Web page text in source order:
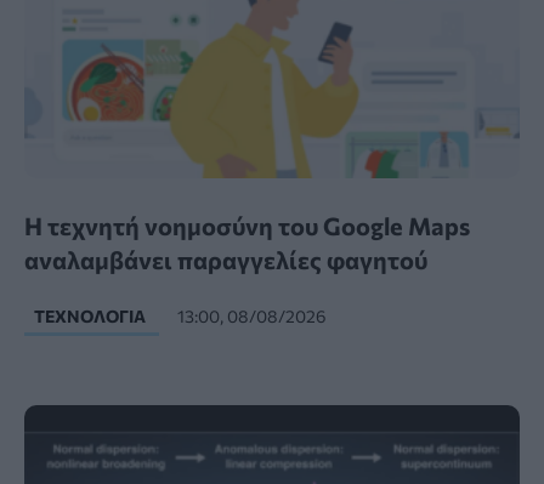
Η τεχνητή νοημοσύνη του Google Maps
αναλαμβάνει παραγγελίες φαγητού
ΤΕΧΝΟΛΟΓΊΑ 13:00, 08/08/2026